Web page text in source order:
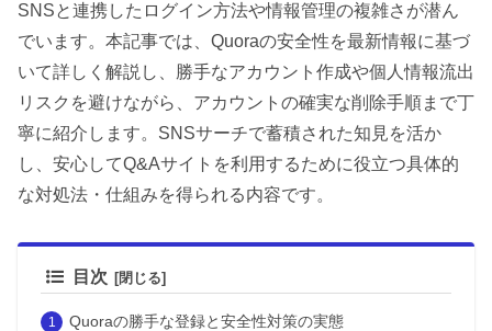
SNSと連携したログイン方法や情報管理の複雑さが潜ん
でいます。本記事では、Quoraの安全性を最新情報に基づ
いて詳しく解説し、勝手なアカウント作成や個人情報流出
リスクを避けながら、アカウントの確実な削除手順まで丁
寧に紹介します。SNSサーチで蓄積された知見を活か
し、安心してQ&Aサイトを利用するために役立つ具体的
な対処法・仕組みを得られる内容です。
目次
Quoraの勝手な登録と安全性対策の実態